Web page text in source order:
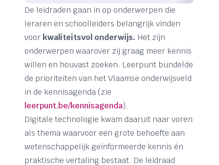
De leidraden gaan in op onderwerpen die
leraren en schoolleiders belangrijk vinden
voor kwaliteitsvol onderwijs. Het zijn
onderwerpen waarover zij graag meer kennis
willen en houvast zoeken. Leerpunt bundelde
de prioriteiten van het Vlaamse onderwijsveld
in de kennisagenda (zie
leerpunt.be/kennisagenda).
Digitale technologie kwam daaruit naar voren
als thema waarvoor een grote behoefte aan
wetenschappelijk geïnformeerde kennis én
praktische vertaling bestaat. De leidraad